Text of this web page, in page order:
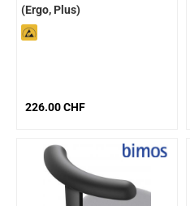
(Ergo, Plus)
226.00 CHF